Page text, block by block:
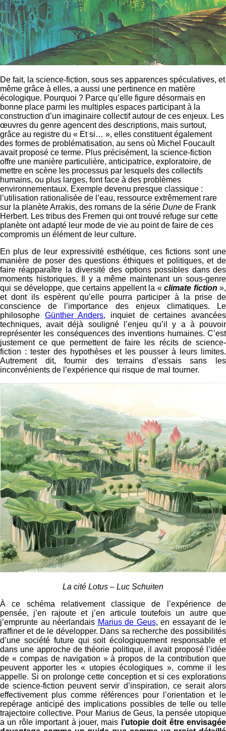
De fait, la science-fiction, sous ses apparences spéculatives, et
même grâce à elles, a aussi une pertinence en matière
écologique. Pourquoi ? Parce qu’elle figure désormais en
bonne place parmi les multiples espaces participant à la
construction d’un imaginaire collectif autour de ces enjeux. Les
œuvres du genre agencent des descriptions, mais surtout,
grâce au registre du « Et si… », elles constituent également
des formes de problématisation, au sens où Michel Foucault
avait proposé ce terme. Plus précisément, la science-fiction
offre une manière particulière, anticipatrice, exploratoire, de
mettre en scène les processus par lesquels des collectifs
humains, ou plus larges, font face à des problèmes
environnementaux. Exemple devenu presque classique :
l’utilisation rationalisée de l’eau, ressource extrêmement rare
sur la planète Arrakis, des romans de la série Dune de Frank
Herbert. Les tribus des Fremen qui ont trouvé refuge sur cette
planète ont adapté leur mode de vie au point de faire de ces
compromis un élément de leur culture.
En plus de leur expressivité esthétique, ces fictions sont une
manière de poser des questions éthiques et politiques, et de
faire réapparaître la diversité des options possibles dans des
moments historiques. Il y a même maintenant un sous-genre
qui se développe, que certains appellent la « climate fiction »,
et dont ils espèrent qu’elle pourra participer à la prise de
conscience de l’importance des enjeux climatiques. Le
philosophe Günther Anders, inquiet de certaines avancées
techniques, avait déjà souligné l’enjeu qu’il y a à pouvoir
représenter les conséquences des inventions humaines. C’est
justement ce que permettent de faire les récits de science-
fiction : tester des hypothèses et les pousser à leurs limites.
Autrement dit, fournir des terrains d’essais sans les
inconvénients de l’expérience qui risque de mal tourner.
La cité Lotus – Luc Schuiten
À ce schéma relativement classique de l’expérience de
pensée, j’en rajoute et j’en articule toutefois un autre que
j’emprunte au néerlandais Marius de Geus, en essayant de le
raffiner et de le développer. Dans sa recherche des possibilités
d’une société future qui soit écologiquement responsable et
dans une approche de théorie politique, il avait proposé l’idée
de « compas de navigation » à propos de la contribution que
peuvent apporter les « utopies écologiques », comme il les
appelle. Si on prolonge cette conception et si ces explorations
de science-fiction peuvent servir d’inspiration, ce serait alors
effectivement plus comme références pour l’orientation et le
repérage anticipé des implications possibles de telle ou telle
trajectoire collective. Pour Marius de Geus, la pensée utopique
a un rôle important à jouer, mais l’utopie doit être envisagée